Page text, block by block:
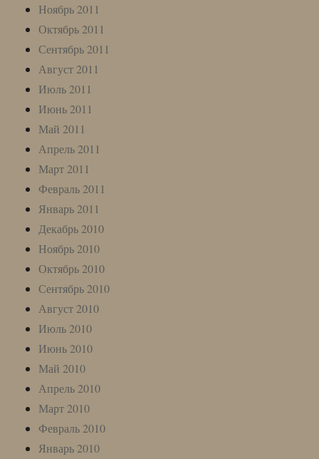
Ноябрь 2011
Октябрь 2011
Сентябрь 2011
Август 2011
Июль 2011
Июнь 2011
Май 2011
Апрель 2011
Март 2011
Февраль 2011
Январь 2011
Декабрь 2010
Ноябрь 2010
Октябрь 2010
Сентябрь 2010
Август 2010
Июль 2010
Июнь 2010
Май 2010
Апрель 2010
Март 2010
Февраль 2010
Январь 2010